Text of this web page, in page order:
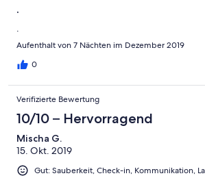
.
Aufenthalt von 7 Nächten im Dezember 2019
0
Verifizierte Bewertung
10/10 – Hervorragend
Mischa G.
15. Okt. 2019
Gut: Sauberkeit, Check-in, Kommunikation,